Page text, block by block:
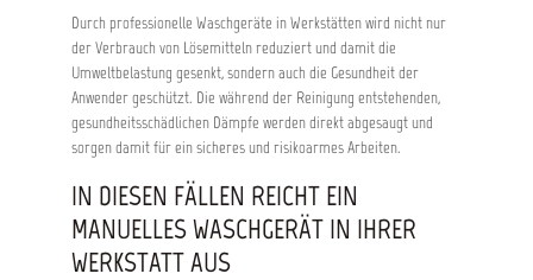
Durch professionelle Waschgeräte in Werkstätten wird nicht nur
der Verbrauch von Lösemitteln reduziert und damit die
Umweltbelastung gesenkt, sondern auch die Gesundheit der
Anwender geschützt. Die während der Reinigung entstehenden,
gesundheitsschädlichen Dämpfe werden direkt abgesaugt und
sorgen damit für ein sicheres und risikoarmes Arbeiten.
IN DIESEN FÄLLEN REICHT EIN
MANUELLES WASCHGERÄT IN IHRER
WERKSTATT AUS